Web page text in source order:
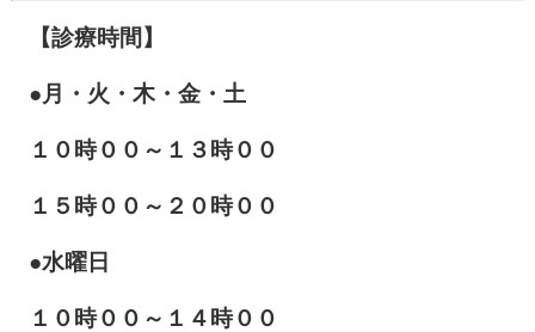
【診療時間】
●月・火・木・金・土
１０時００～１３時００
１５時００～２０時００
●水曜日
１０時００～１４時００